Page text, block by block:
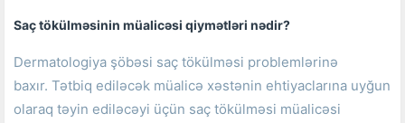
Saç tökülməsinin müalicəsi qiymətləri nədir?
Dermatologiya şöbəsi saç tökülməsi problemlərinə
baxır. Tətbiq ediləcək müalicə xəstənin ehtiyaclarına uyğun
olaraq təyin ediləcəyi üçün saç tökülməsi müalicəsi